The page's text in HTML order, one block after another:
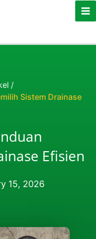
/
Sistem Drainase
Efisien
15, 2026